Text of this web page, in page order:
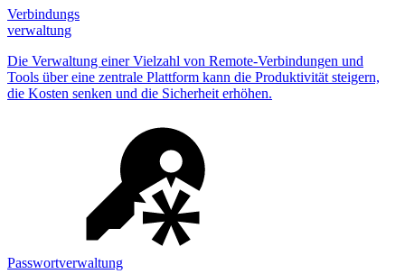
Verbindungs
verwaltung
Die Verwaltung einer Vielzahl von Remote-Verbindungen und
Tools über eine zentrale Plattform kann die Produktivität steigern,
die Kosten senken und die Sicherheit erhöhen.
Passwortverwaltung